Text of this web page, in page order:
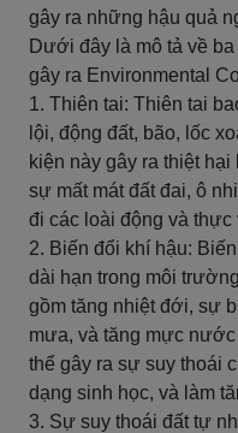
gây ra những hậu quả
Dưới đây là mô tả về
gây ra Environmental
1. Thiên tai: Thiên tai
lội, động đất, bão, lốc
kiện này gây ra thiệt
sự mất mát đất đai, ô
đi các loài động và thực
2. Biến đổi khí hậu:
dài hạn trong môi
gồm tăng nhiệt đới, sự
mưa, và tăng mực
thể gây ra sự suy thoái
dạng sinh học, và làm
3. Sự suy thoái đất tự